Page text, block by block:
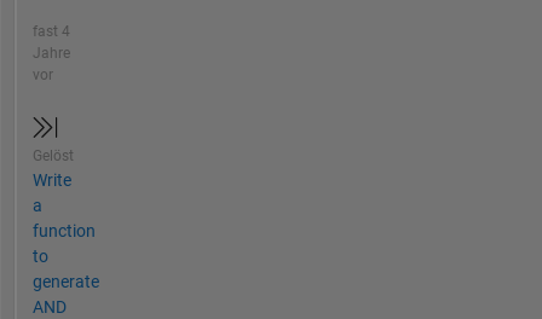
fast 4
Jahre
vor
Gelöst
Write
a
function
to
generate
AND